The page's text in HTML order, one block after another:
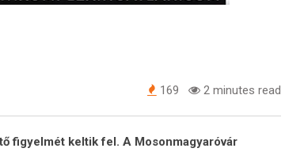
169 2 minutes read
figyelmét keltik fel. A Mosonmagyaróvár